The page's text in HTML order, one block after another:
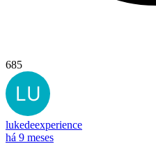
685
lukedeexperience
há 9 meses